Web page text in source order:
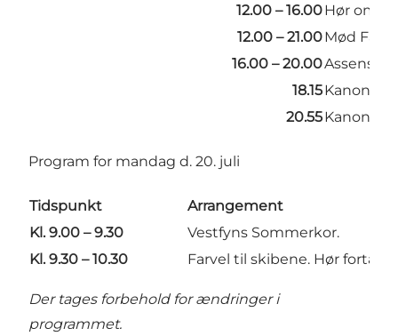
12.00 – 16.00Hør om
12.00 – 21.00Mød
16.00 – 20.00Assens
18.15
20.55
Program for mandag d. 20. juli
Tidspunkt
Arrangement
Kl. 9.00 – 9.30
Vestfyns Sommerkor.
Kl. 9.30 – 10.30
Farvel til skibene. Hør
Der tages forbehold for ændringer i
programmet.